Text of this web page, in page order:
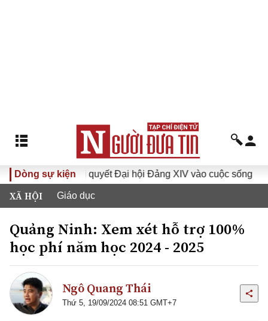
Dòng sự kiện
Đưa Nghị quyết Đại hội Đảng XIV vào cuộc sống
XÃ HỘI Giáo dục
Quảng Ninh: Xem xét hỗ trợ 100%
học phí năm học 2024 - 2025
Ngô Quang Thái
Thứ 5, 19/09/2024 08:51 GMT+7